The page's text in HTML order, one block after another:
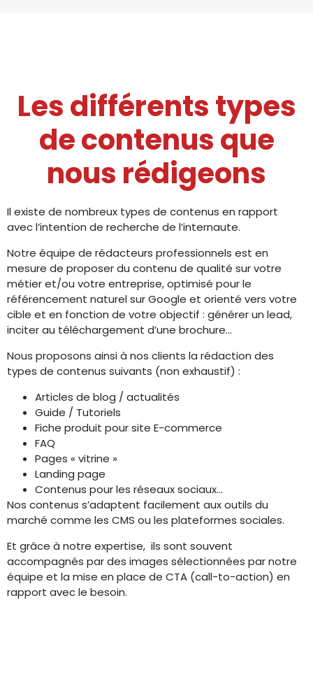
Les différents types
de contenus que
nous rédigeons
Il existe de nombreux types de contenus en rapport
avec l’intention de recherche de l’internaute.
Notre équipe de rédacteurs professionnels est en
mesure de proposer du contenu de qualité sur votre
métier et/ou votre entreprise, optimisé pour le
référencement naturel sur Google et orienté vers votre
cible et en fonction de votre objectif : générer un lead,
inciter au téléchargement d’une brochure…
Nous proposons ainsi à nos clients la rédaction des
types de contenus suivants (non exhaustif) :
Articles de blog / actualités
Guide / Tutoriels
Fiche produit pour site E-commerce
FAQ
Pages « vitrine »
Landing page
Contenus pour les réseaux sociaux…
Nos contenus s’adaptent facilement aux outils du
marché comme les CMS ou les plateformes sociales.
Et grâce à notre expertise, ils sont souvent
accompagnés par des images sélectionnées par notre
équipe et la mise en place de CTA (call-to-action) en
rapport avec le besoin.